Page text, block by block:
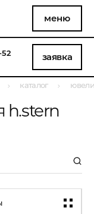
меню
заявка
каталог
h.stern